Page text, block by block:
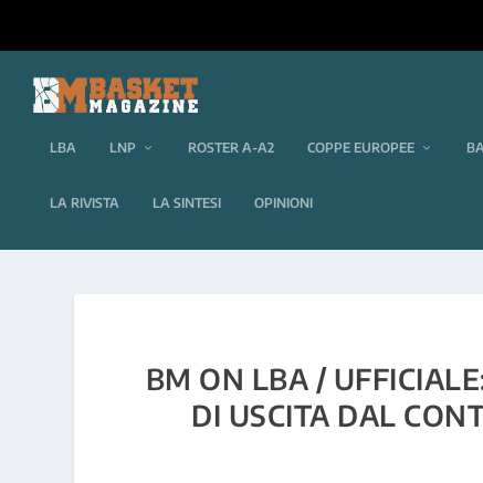
LBA LNP ROSTER A-A2 COPPE EUROPEE
LA RIVISTA LA SINTESI OPINIONI
BM ON LBA /
DI USCITA DAL